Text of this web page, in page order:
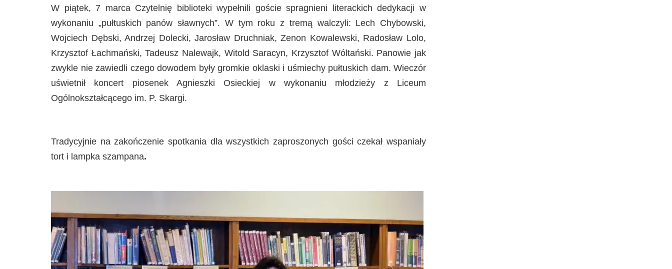
W piątek, 7 marca Czytelnię biblioteki wypełnili goście spragnieni literackich dedykacji w
wykonaniu „pułtuskich panów sławnych”. W tym roku z tremą walczyli: Lech Chybowski,
Wojciech Dębski, Andrzej Dolecki, Jarosław Druchniak, Zenon Kowalewski, Radosław Lolo,
Krzysztof Łachmański, Tadeusz Nalewajk, Witold Saracyn, Krzysztof Wóltański. Panowie jak
zwykle nie zawiedli czego dowodem były gromkie oklaski i uśmiechy pułtuskich dam. Wieczór
uświetnił koncert piosenek Agnieszki Osieckiej w wykonaniu młodzieży z Liceum
Ogólnokształcącego im. P. Skargi.
Tradycyjnie na zakończenie spotkania dla wszystkich zaproszonych gości czekał wspaniały
tort i lampka szampana.